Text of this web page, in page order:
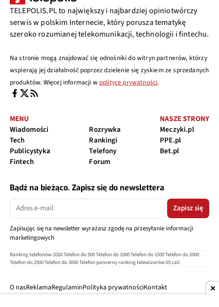
TELEPOLIS.PL to największy i najbardziej opiniotwórczy
serwis w polskim Internecie, który porusza tematykę
szeroko rozumianej telekomunikacji, technologii i fintechu.
Na stronie mogą znajdować się odnośniki do witryn partnerów, którzy
wspierają jej działalność poprzez dzielenie się zyskiem ze sprzedanych
produktów. Więcej informacji w polityce prywatności.
MENU
Wiadomości
Tech
Publicystyka
Fintech
Rozrywka
Rankingi
Telefony
Forum
NASZE STRONY
Meczyki.pl
PPE.pl
Bet.pl
Bądź na bieżąco. Zapisz się do newslettera
Zapisz się
Zapisując się na newsletter wyrażasz zgodę na przesyłanie informacji
marketingowych
Ranking telefonów 2026Telefon do 500Telefon do 1000Telefon do 1500Telefon do 2000
Telefon do 2500Telefon do 3000Telefon pancerny ranking telewizorów 65 cali
O nasReklamaRegulaminPolityka prywatnościKontakt
Ustawienia prywatności